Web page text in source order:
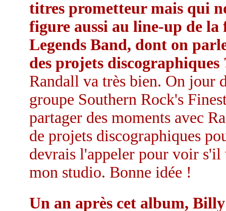
titres prometteur mais qui
figure aussi au line-up de
Legends Band, dont on
des projets discographiques
Randall va très bien. On jour
groupe Southern Rock's
partager des moments avec
de projets discographiques
devrais l'appeler pour voir s'il
mon studio. Bonne idée !
Un an après cet album,